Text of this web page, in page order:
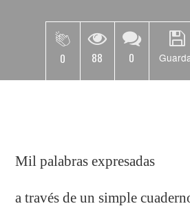
0 88 0
Mil palabras expresadas
a través de un simple